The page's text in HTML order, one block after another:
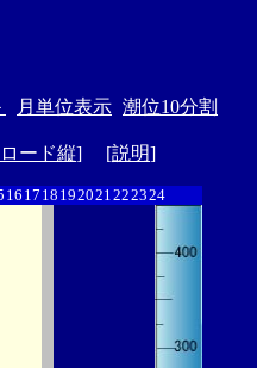
月単位表示 潮位10分割
ード縦] [説明]
16 17 18 192021222324